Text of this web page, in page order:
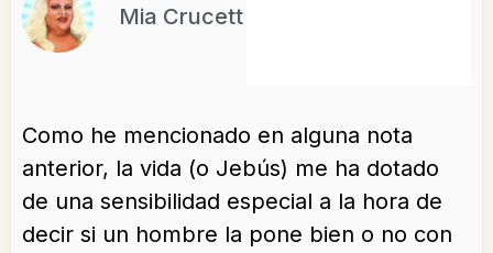
Mia Crucett
Como he mencionado en alguna nota
anterior, la vida (o Jebús) me ha dotado
de una sensibilidad especial a la hora de
decir si un hombre la pone bien o no con